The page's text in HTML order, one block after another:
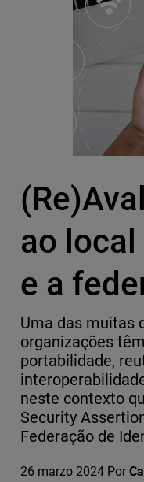
ao
e a
Uma das muitas
organizações
portabilidade,
neste contexto
Security
Federação de
26 marzo 2024 Por